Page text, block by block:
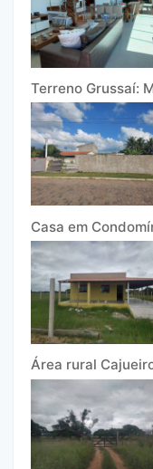
Terreno Grussaí:
Casa em
Área rural